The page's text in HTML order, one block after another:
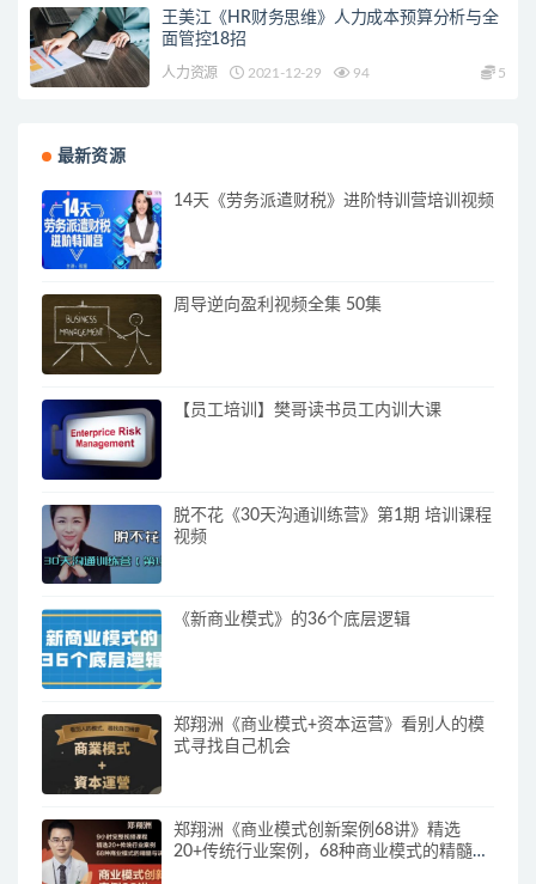
王美江《HR财务思维》人力成本预算分析与全
面管控18招
人力资源 2021-12-29 94 5
最新资源
14天《劳务派遣财税》进阶特训营培训视频
周导逆向盈利视频全集 50集
【员工培训】樊哥读书员工内训大课
脱不花《30天沟通训练营》第1期 培训课程
视频
《新商业模式》的36个底层逻辑
郑翔洲《商业模式+资本运营》看别人的模
式寻找自己机会
郑翔洲《商业模式创新案例68讲》精选
20+传统行业案例，68种商业模式的精髓与